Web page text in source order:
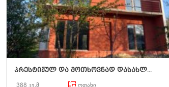
პრესტიჟულ და მოთხოვნად დასახლ...
388 კვ.მ ოთახი